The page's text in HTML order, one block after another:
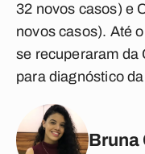
32 novos casos) e
novos casos). Até
se recuperaram da
para diagnóstico
Bruna